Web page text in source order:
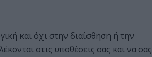
και όχι στην διαίσθηση ή την
στις υποθέσεις σας και να σας